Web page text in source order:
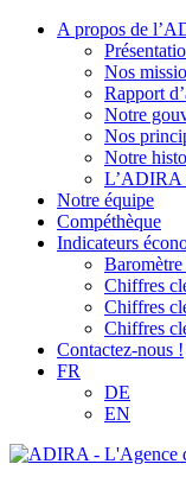
A propos de
Nos
Rapport
Notre
Nos
Notre
L’ADIRA
Notre équipe
Compéthèque
Indicateurs
Chiffres
Chiffres
Chiffres
Contactez-nous !
FR
DE
EN